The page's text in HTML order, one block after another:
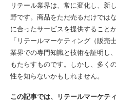
リテール業界は、常に変化し、新
野です。商品をただ売るだけでは
に合ったサービスを提供すること
「リテールマーケティング（販売
業界での専門知識と技術を証明し
もたらすものです。しかし、多く
性を知らないかもしれません。
この記事では、リテールマーケテ